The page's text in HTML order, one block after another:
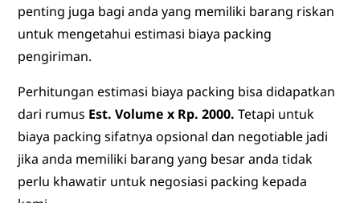
penting juga bagi anda yang memiliki barang riskan
untuk mengetahui estimasi biaya packing
pengiriman.
Perhitungan estimasi biaya packing bisa didapatkan
dari rumus Est. Volume x Rp. 2000. Tetapi untuk
biaya packing sifatnya opsional dan negotiable jadi
jika anda memiliki barang yang besar anda tidak
perlu khawatir untuk negosiasi packing kepada